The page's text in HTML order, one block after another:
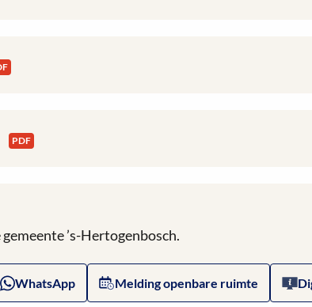
PDF
’s-Hertogenbosch.
WhatsApp Melding openbare ruimte